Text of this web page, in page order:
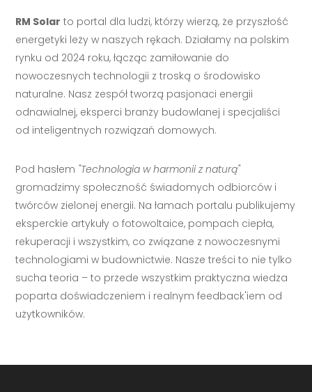
RM Solar to portal dla ludzi, którzy wierzą, że przyszłość
energetyki leży w naszych rękach. Działamy na polskim
rynku od 2024 roku, łącząc zamiłowanie do
nowoczesnych technologii z troską o środowisko
naturalne. Nasz zespół tworzą pasjonaci energii
odnawialnej, eksperci branży budowlanej i specjaliści
od inteligentnych rozwiązań domowych.
Pod hasłem "Technologia w harmonii z naturą"
gromadzimy społeczność świadomych odbiorców i
twórców zielonej energii. Na łamach portalu publikujemy
eksperckie artykuły o fotowoltaice, pompach ciepła,
rekuperacji i wszystkim, co związane z nowoczesnymi
technologiami w budownictwie. Nasze treści to nie tylko
sucha teoria – to przede wszystkim praktyczna wiedza
poparta doświadczeniem i realnym feedback'iem od
użytkowników.